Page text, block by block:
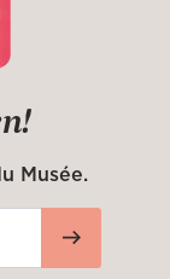
Musée.